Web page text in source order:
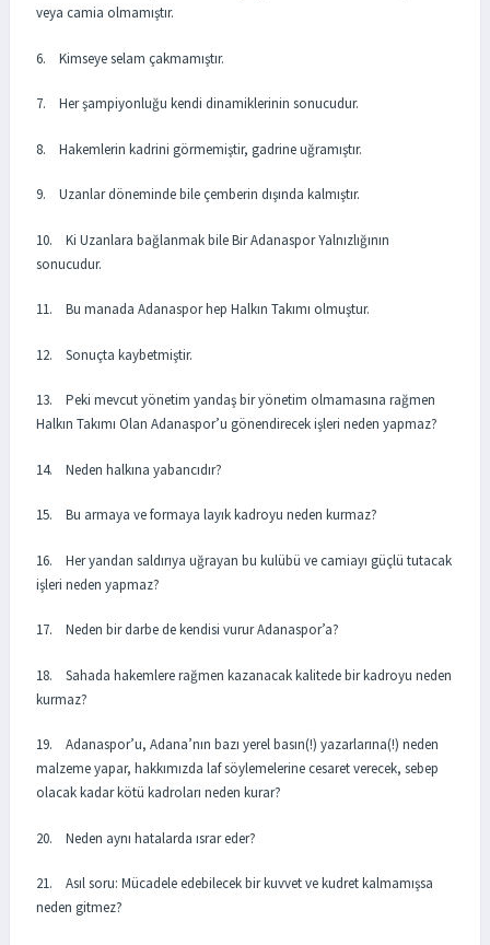
veya camia olmamıştır.
6. Kimseye selam çakmamıştır.
7. Her şampiyonluğu kendi dinamiklerinin sonucudur.
8. Hakemlerin kadrini görmemiştir, gadrine uğramıştır.
9. Uzanlar döneminde bile çemberin dışında kalmıştır.
10. Ki Uzanlara bağlanmak bile Bir Adanaspor Yalnızlığının
sonucudur.
11. Bu manada Adanaspor hep Halkın Takımı olmuştur.
12. Sonuçta kaybetmiştir.
13. Peki mevcut yönetim yandaş bir yönetim olmamasına rağmen
Halkın Takımı Olan Adanaspor’u gönendirecek işleri neden yapmaz?
14. Neden halkına yabancıdır?
15. Bu armaya ve formaya layık kadroyu neden kurmaz?
16. Her yandan saldırıya uğrayan bu kulübü ve camiayı güçlü tutacak
işleri neden yapmaz?
17. Neden bir darbe de kendisi vurur Adanaspor’a?
18. Sahada hakemlere rağmen kazanacak kalitede bir kadroyu neden
kurmaz?
19. Adanaspor’u, Adana’nın bazı yerel basın(!) yazarlarına(!) neden
malzeme yapar, hakkımızda laf söylemelerine cesaret verecek, sebep
olacak kadar kötü kadroları neden kurar?
20. Neden aynı hatalarda ısrar eder?
21. Asıl soru: Mücadele edebilecek bir kuvvet ve kudret kalmamışsa
neden gitmez?